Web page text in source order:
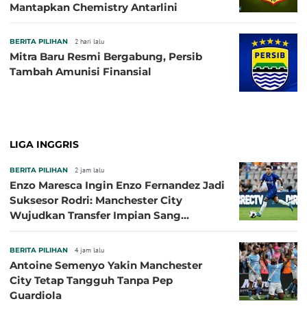
Mantapkan Chemistry Antarlini
BERITA PILIHAN 2 hari lalu
Mitra Baru Resmi Bergabung, Persib
Tambah Amunisi Finansial
LIGA INGGRIS
BERITA PILIHAN 2 jam lalu
Enzo Maresca Ingin Enzo Fernandez Jadi
Suksesor Rodri: Manchester City
Wujudkan Transfer Impian Sang
BERITA PILIHAN 4 jam lalu
Antoine Semenyo Yakin Manchester
City Tetap Tangguh Tanpa Pep
Guardiola